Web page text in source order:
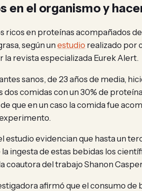
en el organismo y
ricos en proteínas acompañados
según un estudio realizado por
la revista especializada Eurek Alert.
sanos, de 23 años de media,
dos comidas con un 30% de
que en un caso la comida fue
estudio evidencian que hasta un
ingesta de estas bebidas los
coautora del trabajo Shanon
afirmó que el consumo